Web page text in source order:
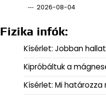
2026-08-04
Fizika infók:
Kísérlet: Jobban
Kipróbáltuk a
Kísérlet: Mi